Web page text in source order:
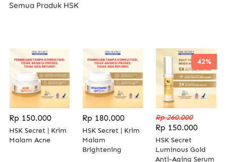
Semua Produk HSK
Rp 150.000
HSK Secret | Krim
Malam Acne
Rp 180.000
HSK Secret | Krim
Malam
Brightening
Rp 260.000
Rp 150.000
HSK Secret
Luminous Gold
Anti-Aging Serum
42%